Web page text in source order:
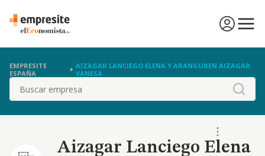
EMPRESITE
ESPAÑA
AIZAGAR LANCIEGO ELENA Y ARANGUREN AIZAGAR
VANESA
Buscar
Aizagar Lanciego Elena